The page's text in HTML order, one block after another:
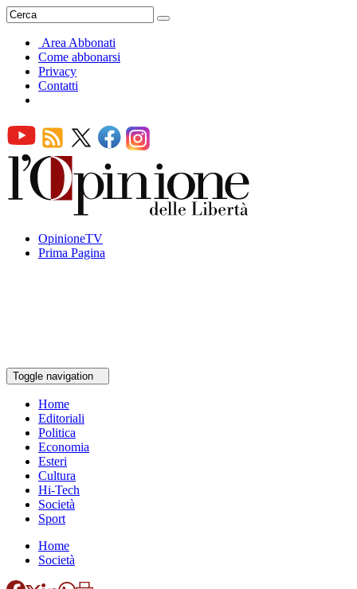
Area Abbonati
Come abbonarsi
Privacy
Contatti
OpinioneTV
Prima Pagina
Toggle navigation
Home
Editoriali
Politica
Economia
Esteri
Cultura
Hi-Tech
Società
Sport
Home
Società